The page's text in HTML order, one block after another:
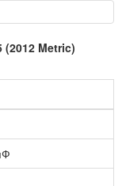
(2012 Metric)